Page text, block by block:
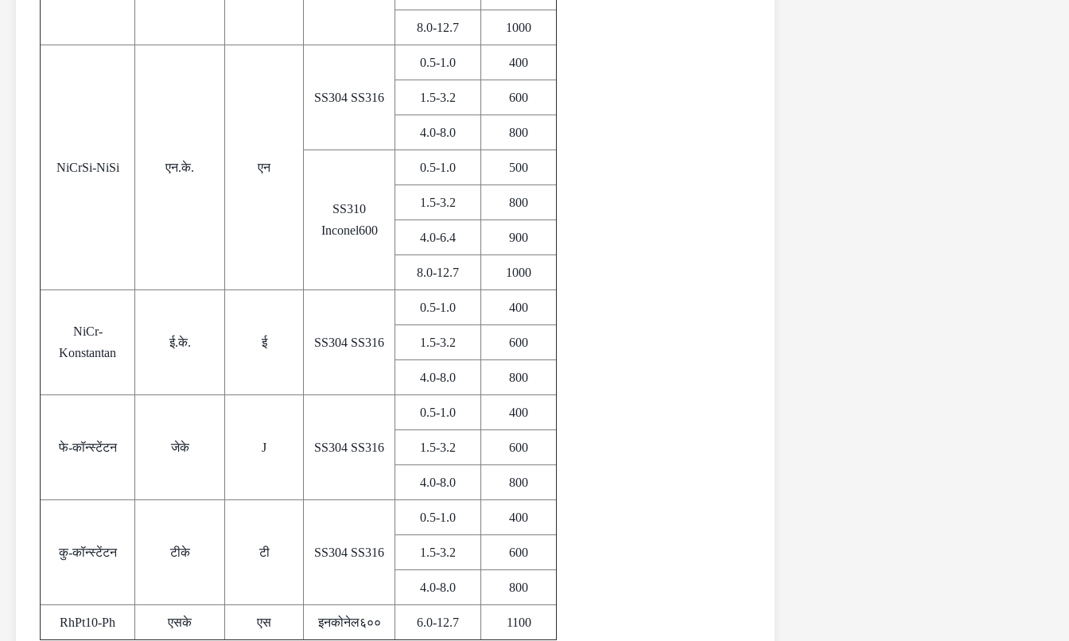
8.0-12.7 1000
NiCrSi-NiSi एन.के. एन
SS304 SS316
0.5-1.0 400
1.5-3.2 600
4.0-8.0 800
SS310
Inconel600
0.5-1.0 500
1.5-3.2 800
4.0-6.4 900
8.0-12.7 1000
NiCr-
Konstantan
ई.के. ई SS304 SS316
0.5-1.0 400
1.5-3.2 600
4.0-8.0 800
फे-कॉन्स्टेंटन जेके J SS304 SS316
0.5-1.0 400
1.5-3.2 600
4.0-8.0 800
कु-कॉन्स्टेंटन टीके टी SS304 SS316
0.5-1.0 400
1.5-3.2 600
4.0-8.0 800
RhPt10-Ph एसके एस इनकोनेल६०० 6.0-12.7 1100